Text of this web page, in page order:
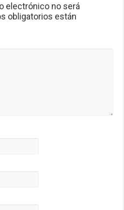
electrónico no será
obligatorios están